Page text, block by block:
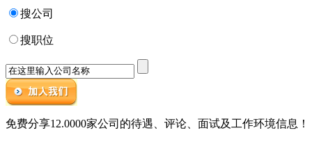
搜公司
搜职位
免费分享12.0000家公司的待遇、评论、面试及工作环境信息！